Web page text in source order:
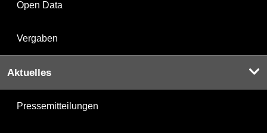
Open Data
Vergaben
Aktuelles
Pressemitteilungen